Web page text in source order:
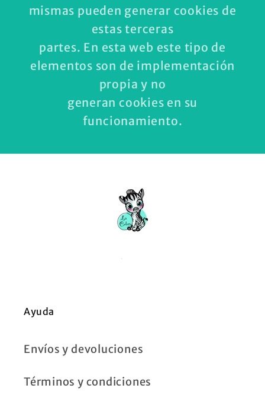
mismas pueden generar cookies de
estas terceras
partes. En esta web este tipo de
elementos son de implementación
propia y no
generan cookies en su
funcionamiento.
Ayuda
Envíos y devoluciones
Términos y condiciones